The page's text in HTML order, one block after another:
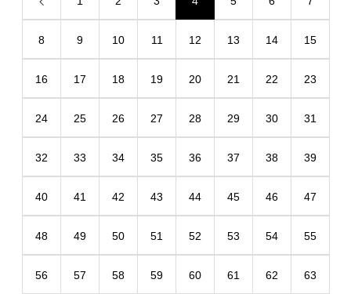
8 9 10 11 12 13 14 15
16 17 18 19 20 21 22 23
24 25 26 27 28 29 30 31
32 33 34 35 36 37 38 39
40 41 42 43 44 45 46 47
48 49 50 51 52 53 54 55
56 57 58 59 60 61 62 63